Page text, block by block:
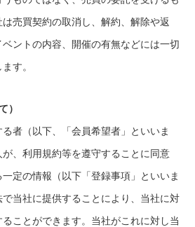
売買契約の取消し、解約、解除や返
ントの内容、開催の有無などには一切
す。
）
者（以下、「会員希望者」といいま
、利用規約等を遵守することに同意
定の情報（以下「登録事項」といいま
当社に提供することにより、当社に対
ことができます。当社がこれに対し当